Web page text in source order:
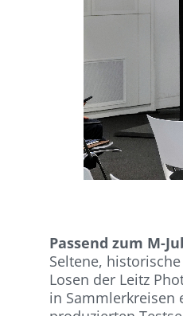
Passend zum M-
Seltene,
Losen der Leitz
in Sammlerkreisen